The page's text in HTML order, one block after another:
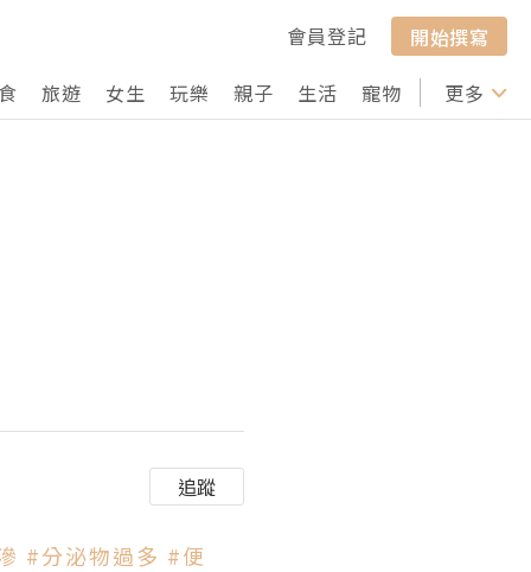
會員登記
開始撰寫
旅遊 女生 玩樂 親子 生活 寵物 行山 打卡
更多
追蹤
#分泌物過多 #便